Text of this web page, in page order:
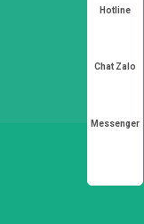
Hotline
Chat Zalo
Messenger